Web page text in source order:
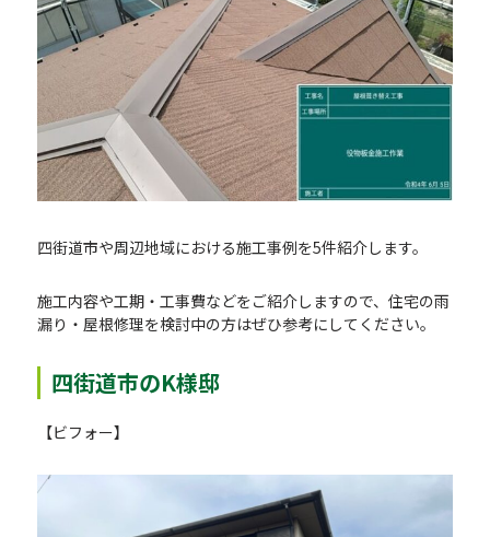
四街道市や周辺地域における施工事例を5件紹介します。
施工内容や工期・工事費などをご紹介しますので、住宅の雨
漏り・屋根修理を検討中の方はぜひ参考にしてください。
四街道市のK様邸
【ビフォー】